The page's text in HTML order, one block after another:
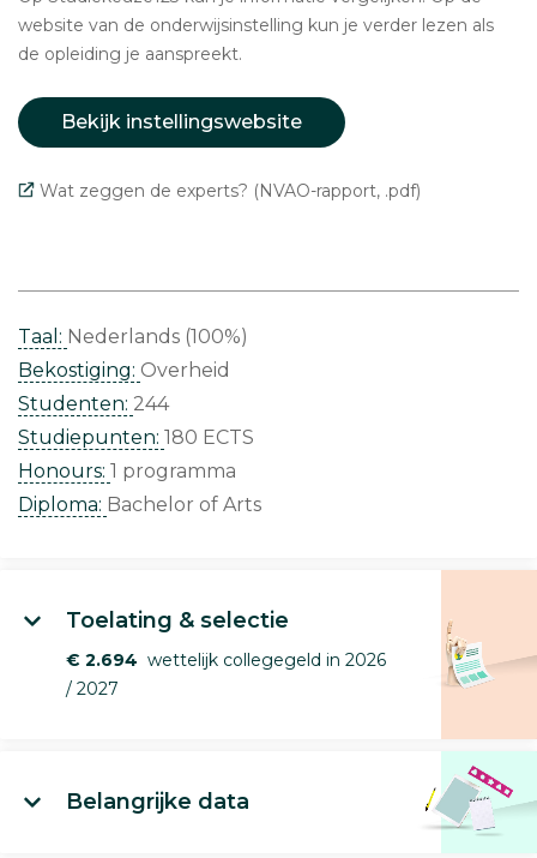
website van de onderwijsinstelling kun je verder lezen als
de opleiding je aanspreekt.
Bekijk instellingswebsite
Wat zeggen de experts? (NVAO-rapport, .pdf)
Taal: Nederlands (100%)
Bekostiging: Overheid
Studenten: 244
Studiepunten: 180 ECTS
Honours: 1 programma
Diploma: Bachelor of Arts
Toelating & selectie
€ 2.694 wettelijk collegegeld in 2026
/ 2027
Belangrijke data